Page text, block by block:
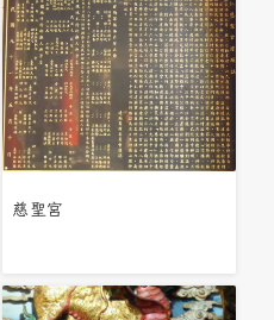
慈聖宮